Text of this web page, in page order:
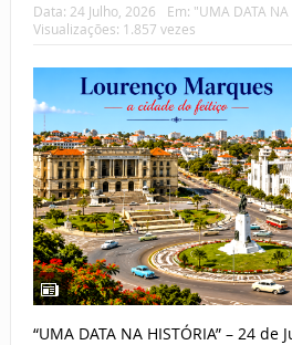
Data: 24 Julho, 2026 Em: "UMA DATA NA
Visualizações: 1.857 vezes
“UMA DATA NA HISTÓRIA” – 24